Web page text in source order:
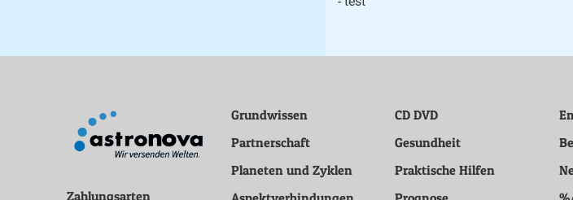
Zahlungsarten
Grundwissen
Partnerschaft
Planeten und Zyklen
CD DVD
Gesundheit
Praktische Hilfen